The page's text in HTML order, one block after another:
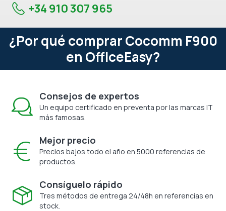
+34 910 307 965
¿Por qué comprar Cocomm F900
en OfficeEasy?
Consejos de expertos
Un equipo certificado en preventa por las marcas IT
más famosas.
Mejor precio
Precios bajos todo el año en 5000 referencias de
productos.
Consíguelo rápido
Tres métodos de entrega 24/48h en referencias en
stock.